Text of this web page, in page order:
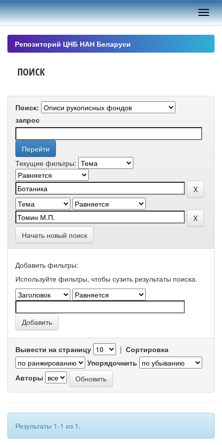
Skip
navigation
Репозиторий ЦНБ НАН Беларуси
ПОИСК
Поиск:
запрос
Текущие фильтры:
Начать новый поиск
Добавить фильтры:
Используйте фильтры, чтобы сузить результаты поиска.
Вывести на страницу | Сортировка
Упорядочнить
Авторы
Результаты 1-1 из 1.